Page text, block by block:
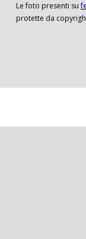
Le foto presenti su
protette da